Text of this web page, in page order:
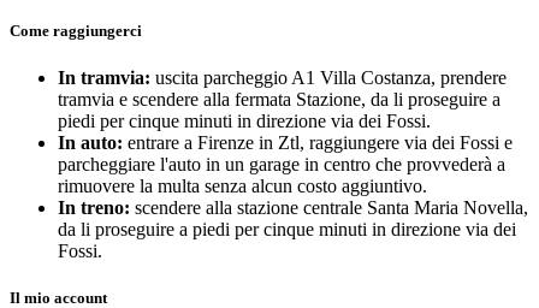
Come raggiungerci
In tramvia: uscita parcheggio A1 Villa Costanza, prendere
tramvia e scendere alla fermata Stazione, da li proseguire a
piedi per cinque minuti in direzione via dei Fossi.
In auto: entrare a Firenze in Ztl, raggiungere via dei Fossi e
parcheggiare l'auto in un garage in centro che provvederà a
rimuovere la multa senza alcun costo aggiuntivo.
In treno: scendere alla stazione centrale Santa Maria Novella,
da li proseguire a piedi per cinque minuti in direzione via dei
Fossi.
Il mio account